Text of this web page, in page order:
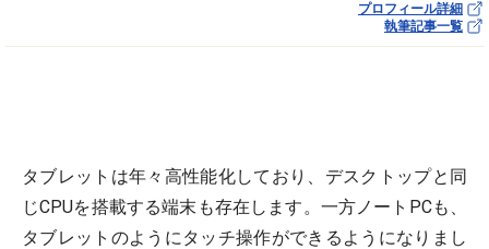
プロフィール詳細
執筆記事一覧
タブレットは年々高性能化しており、デスクトップと同
じCPUを搭載する端末も存在します。一方ノートPCも、
タブレットのようにタッチ操作ができるようになりまし